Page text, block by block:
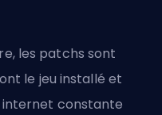
les patchs sont
le jeu installé et
internet constante